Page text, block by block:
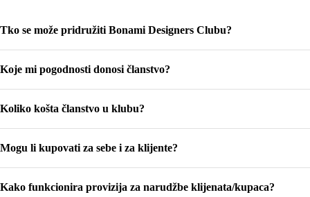
Tko se može pridružiti Bonami Designers Clubu?
stručnjacima u ovom području. Prilikom registracije dovoljno je poslati
Koje mi pogodnosti donosi članstvo?
Dobit ćete proviziju na kupnje vaših kupaca, popuste na vlastite narudžbe,
će vam pomoći pri odabiru proizvoda i narudžbama, redovitu dozu inspiracije
Koliko košta članstvo u klubu?
Mogu li kupovati za sebe i za klijente?
primjenjuju se na temelju potrošenog iznosa.
Kako funkcionira provizija za narudžbe klijenata/kupaca?